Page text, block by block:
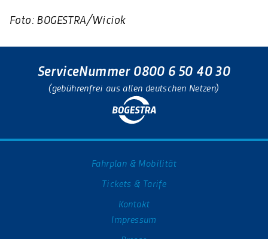
Foto: BOGESTRA/Wiciok
ServiceNummer 0800 6 50 40 30
(gebührenfrei aus allen deutschen Netzen)
Fahrplan & Mobilität
Tickets & Tarife
Kontakt
Impressum